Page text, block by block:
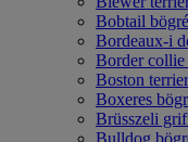
Bobtail
Bordeaux-i
Border collie
Boston
Boxeres
Brüsszeli
Bulldog